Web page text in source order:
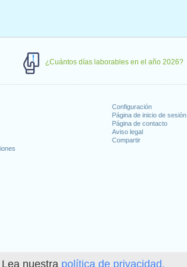
nuestra política de privacidad.
¿Cuántos días laborables en el año 2026?
Configuración
Página de inicio de sesión
Página de contacto
Aviso legal
Compartir